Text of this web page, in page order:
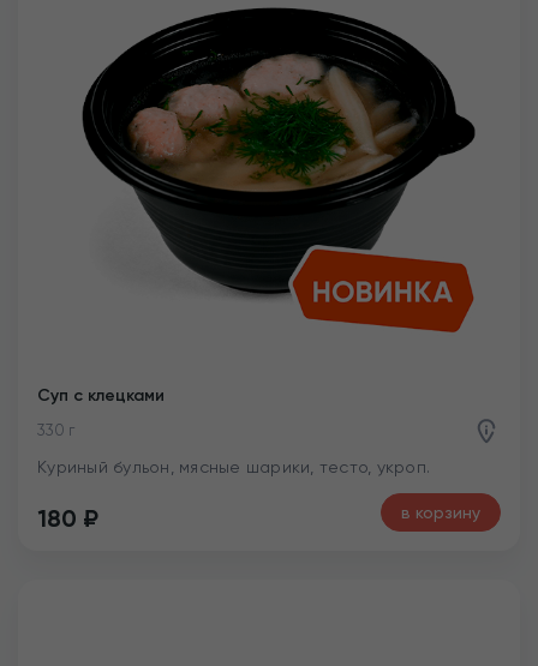
Суп с клецками
330 г
Куриный бульон, мясные шарики, тесто, укроп.
180 ₽ в корзину